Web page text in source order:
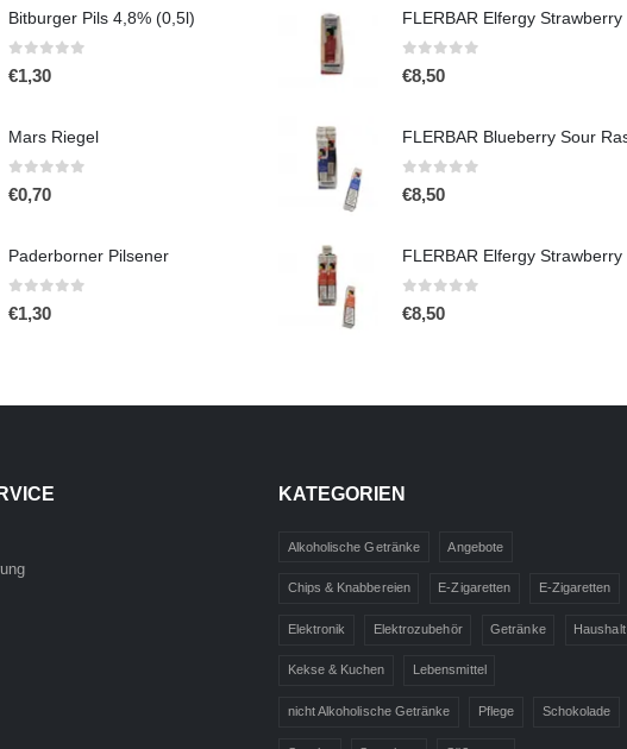
Bitburger Pils 4,8% (0,5l)
€1,30
Mars Riegel
€0,70
Paderborner Pilsener
€1,30
€8,50
€8,50
€8,50
KATEGORIEN
Alkoholische Getränke Angebote
Chips & Knabbereien E-Zigaretten E-Zigaretten
Elektronik Elektrozubehör Getränke Haushalt
Kekse & Kuchen Lebensmittel
nicht Alkoholische Getränke Pflege Schokolade